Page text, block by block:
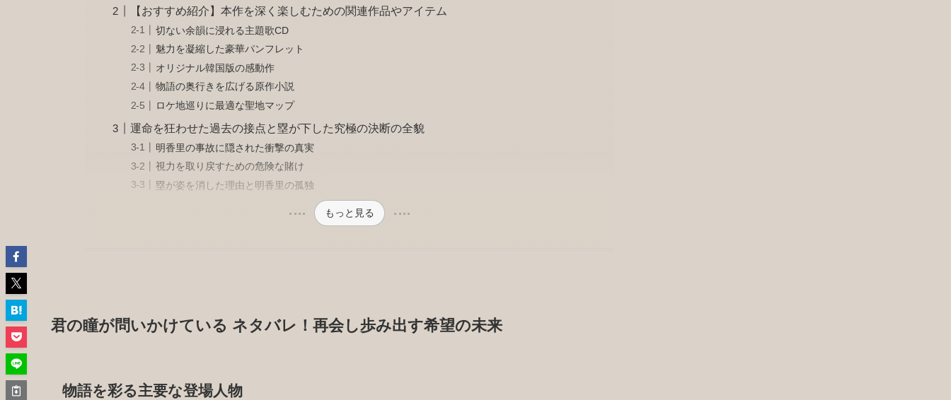
【おすすめ紹介】本作を深く楽しむための関連作品やアイテム
切ない余韻に浸れる主題歌CD
魅力を凝縮した豪華パンフレット
オリジナル韓国版の感動作
物語の奥行きを広げる原作小説
ロケ地巡りに最適な聖地マップ
運命を狂わせた過去の接点と塁が下した究極の決断の全貌
明香里の事故に隠された衝撃の真実
視力を取り戻すための危険な賭け
塁が姿を消した理由と明香里の孤独
もっと見る
君の瞳が問いかけている ネタバレ！再会し歩み出す希望の未来
物語を彩る主要な登場人物